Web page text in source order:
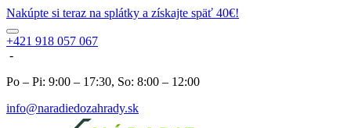
Nakúpte si teraz na splátky a získajte späť 40€!
+421 918 057 067
-
Po – Pi: 9:00 – 17:30, So: 8:00 – 12:00
info@naradiedozahrady.sk